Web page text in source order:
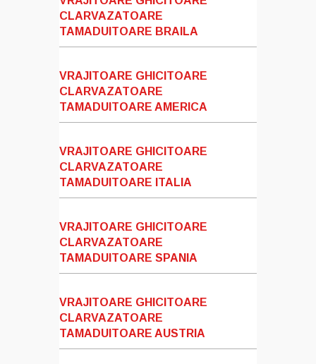
CLARVAZATOARE
TAMADUITOARE BRAILA
VRAJITOARE GHICITOARE
CLARVAZATOARE
TAMADUITOARE AMERICA
VRAJITOARE GHICITOARE
CLARVAZATOARE
TAMADUITOARE ITALIA
VRAJITOARE GHICITOARE
CLARVAZATOARE
TAMADUITOARE SPANIA
VRAJITOARE GHICITOARE
CLARVAZATOARE
TAMADUITOARE AUSTRIA